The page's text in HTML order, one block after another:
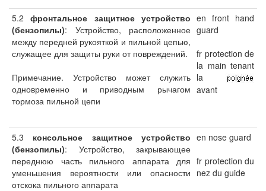
5.2фронтальное защитное устройство
(бензопилы): Устройство, расположенное
между передней рукояткой и пильной цепью,
служащее для защиты руки от повреждений.
Примечание. Устройство может служить
одновременно и приводным рычагом
тормоза пильной цепи
en front hand
guard
fr protection de
la main tenant
la
avant
5.3 консольное защитное устройство
(бензопилы): Устройство, закрывающее
переднюю часть пильного аппарата для
уменьшения вероятности или опасности
отскока пильного аппарата
en nose guard
fr protection du
nez du guide